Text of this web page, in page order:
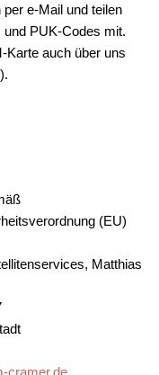
e-Mail und teilen
und PUK-Codes mit.
Karte auch über uns
(EU)
Matthias